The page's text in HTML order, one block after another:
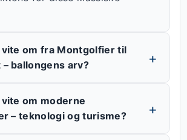
vite om fra Montgolfier til
ballongens arv?
om moderne
– teknologi og turisme?